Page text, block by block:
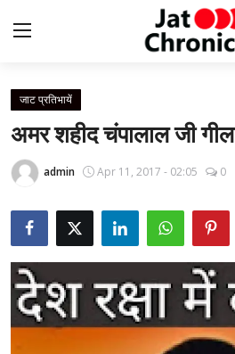
Login
हमारे बारे में
साहित्य
इतिहास
जाट प्रतिभायें
अमर शहीद चंपालाल जी गील
admin Apr 11, 2017 - 02:05 0